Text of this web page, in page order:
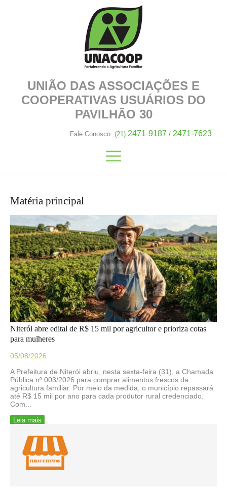
UNIÃO DAS ASSOCIAÇÕES E
COOPERATIVAS USUÁRIOS DO
PAVILHÃO 30
Fale Conosco: (21) 2471-9187 / 2471-7623
Matéria principal
Niterói abre edital de R$ 15 mil por agricultor e prioriza cotas
para mulheres
05/08/2026
A Prefeitura de Niterói abriu, nesta sexta-feira (31), a Chamada
Pública nº 003/2026 para comprar alimentos frescos da
agricultura familiar. Por meio da medida, o município repassará
até R$ 15 mil por ano para cada produtor rural credenciado.
Com...
Leia mais